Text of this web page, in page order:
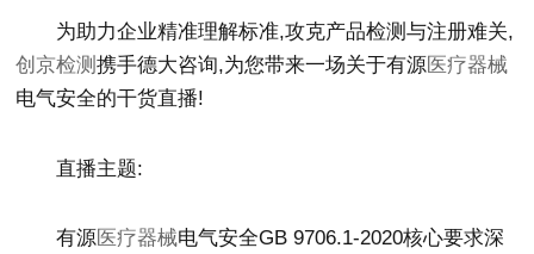
为助力企业精准理解标准,攻克产品检测与注册难关,
创京检测携手德大咨询,为您带来一场关于有源医疗器械
电气安全的干货直播!
直播主题:
有源医疗器械电气安全GB 9706.1-2020核心要求深